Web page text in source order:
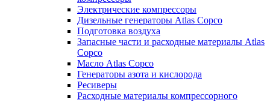
Электрические компрессоры
Дизельные генераторы Atlas Copco
Подготовка воздуха
Запасные части и расходные материалы Atlas
Copco
Масло Atlas Copco
Генераторы азота и кислорода
Ресиверы
Расходные материалы компрессорного